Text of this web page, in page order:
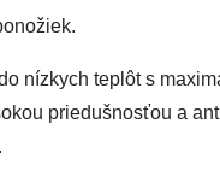
nízkych teplôt s
priedušnosťou a